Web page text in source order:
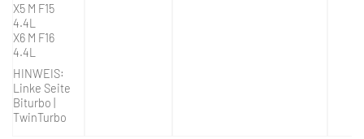
X5 M F15
4.4L
X6 M F16
4.4L
HINWEIS:
Linke Seite
Biturbo |
TwinTurbo